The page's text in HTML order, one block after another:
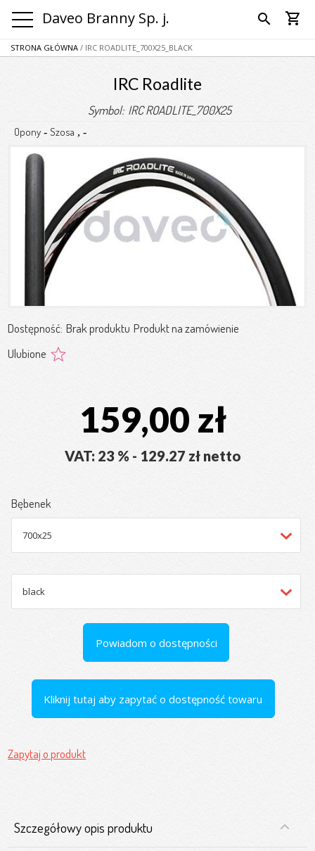
Daveo Branny Sp. j. search shopping_cart
STRONA GŁÓWNA / IRC ROADLITE_700X25_BLACK
IRC Roadlite
Symbol: IRC ROADLITE_700X25
Opony- Szosa , -
Dostępność: Brak produktu Produkt na zamówienie
Ulubione
159,00 zł
VAT: 23 % - 129.27 zł netto
Bębenek
Powiadom o dostępności
Kliknij tutaj aby zapytać o dostępność towaru
Zapytaj o produkt
Szczegółowy opis produktu